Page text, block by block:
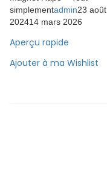
simplementadmin23 août
202414 mars 2026
Aperçu rapide
Ajouter à ma Wishlist